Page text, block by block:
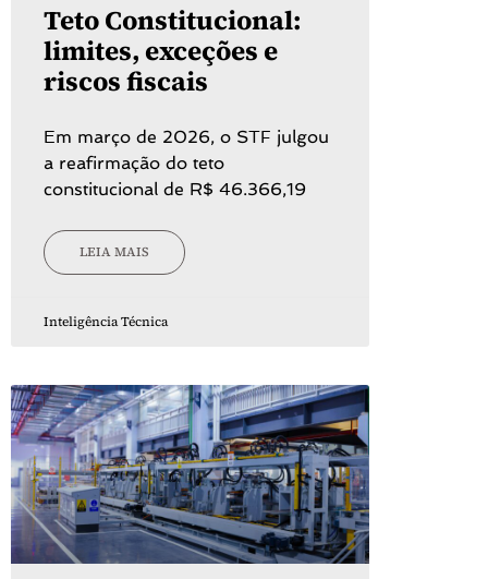
Teto Constitucional:
limites, exceções e
riscos fiscais
Em março de 2026, o STF julgou
a reafirmação do teto
constitucional de R$ 46.366,19
LEIA MAIS
Inteligência Técnica